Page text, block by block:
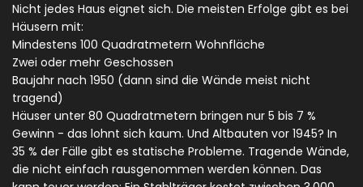
Nicht jedes Haus eignet sich. Die meisten Erfolge gibt es bei
Häusern mit:
Mindestens 100 Quadratmetern Wohnfläche
Zwei oder mehr Geschossen
Baujahr nach 1950 (dann sind die Wände meist nicht
tragend)
Häuser unter 80 Quadratmetern bringen nur 5 bis 7 %
Gewinn - das lohnt sich kaum. Und Altbauten vor 1945? In
35 % der Fälle gibt es statische Probleme. Tragende Wände,
die nicht einfach rausgenommen werden können. Das